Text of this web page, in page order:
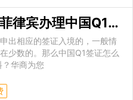
中国Q1签证怎么收费 菲律宾办理中国Q1探亲签材料
出相应的签证入境的，一般情
少数的。那么中国Q1签证怎么
华商为您